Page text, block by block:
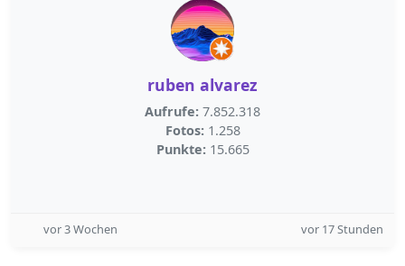
ruben alvarez
Aufrufe: 7.852.318
Fotos: 1.258
Punkte: 15.665
vor 3 Wochen vor 17 Stunden